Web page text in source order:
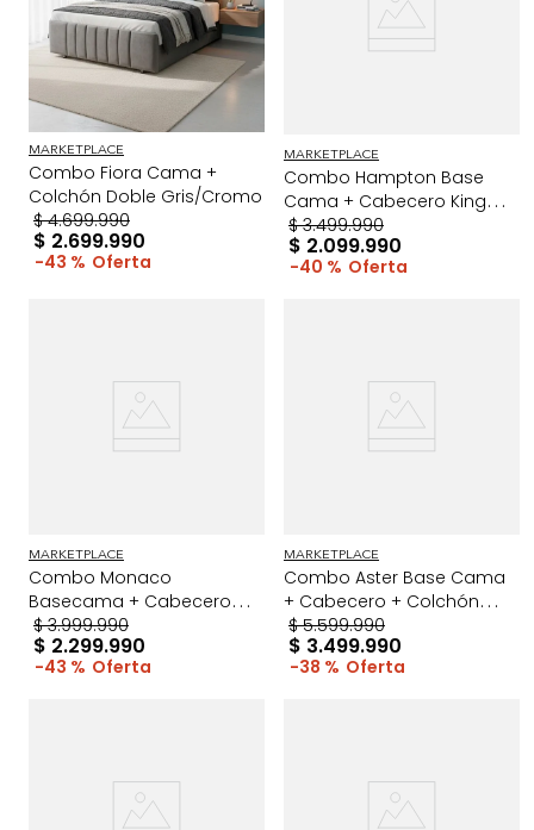
MARKETPLACE
Combo Fiora Cama +
Colchón Doble Gris/Cromo
$ 4.699.990
$ 2.699.990
43 %
MARKETPLACE
Combo Hampton Base
Cama + Cabecero King
Taupe/Madera
$ 3.499.990
$ 2.099.990
40 %
MARKETPLACE
Combo Monaco
Basecama + Cabecero
King Gris
$ 3.999.990
$ 2.299.990
43 %
MARKETPLACE
Combo Aster Base Cama
+ Cabecero + Colchón
ExtraDoble Gris/Madera
$ 5.599.990
$ 3.499.990
38 %